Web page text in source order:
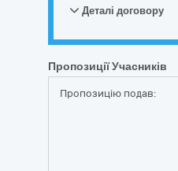
Деталі договору
Пропозиції Учасників
Пропозицію подав: